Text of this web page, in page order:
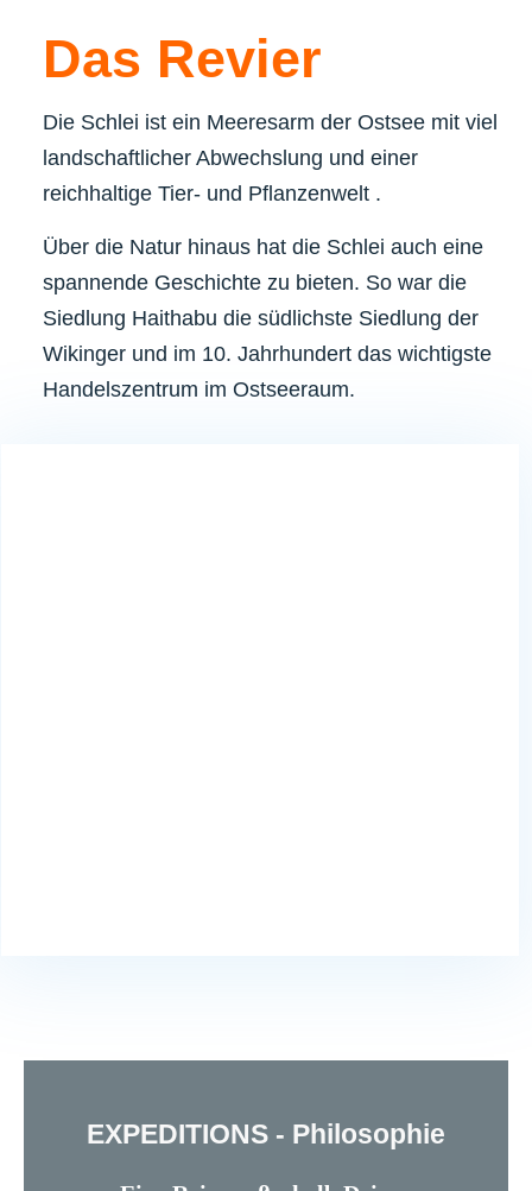
Das Revier
Die Schlei ist ein Meeresarm der Ostsee mit viel
landschaftlicher Abwechslung und einer
reichhaltige Tier- und Pflanzenwelt .
Über die Natur hinaus hat die Schlei auch eine
spannende Geschichte zu bieten. So war die
Siedlung Haithabu die südlichste Siedlung der
Wikinger und im 10. Jahrhundert das wichtigste
Handelszentrum im Ostseeraum.
EXPEDITIONS - Philosophie